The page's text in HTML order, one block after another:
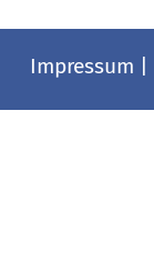
Impressum